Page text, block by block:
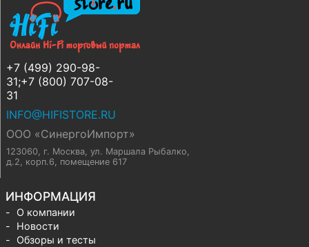
+7 (499) 290-98-
31;+7 (800) 707-08-
31
INFO@HIFISTORE.RU
ООО «СинергоИмпорт»
123060, г. Москва, ул. Маршала Рыбалко,
д.2, корп.6, помещение 617
ИНФОРМАЦИЯ
О компании
Новости
Обзоры и тесты